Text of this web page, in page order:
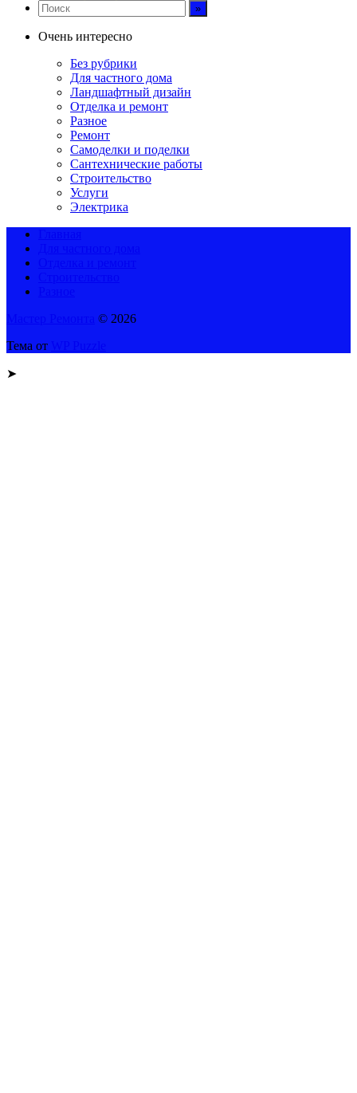
Очень интересно
Без рубрики
Для частного дома
Ландшафтный дизайн
Отделка и ремонт
Разное
Ремонт
Самоделки и поделки
Сантехнические работы
Строительство
Услуги
Электрика
© 2026
Тема от
➤